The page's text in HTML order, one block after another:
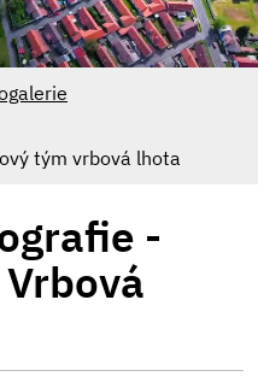
tým vrbová lhota
-